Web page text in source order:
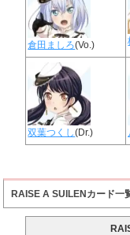
倉田ましろ(Vo.)
双葉つくし(Dr.)
RAISE A SUILENカード一